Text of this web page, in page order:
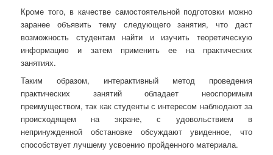
Кроме того, в качестве самостоятельной подготовки можно
заранее объявить тему следующего занятия, что даст
возможность студентам найти и изучить теоретическую
информацию и затем применить ее на практических
занятиях.
Таким образом, интерактивный метод проведения
практических занятий обладает неоспоримым
преимуществом, так как студенты с интересом наблюдают за
происходящем на экране, с удовольствием в
непринужденной обстановке обсуждают увиденное, что
способствует лучшему усвоению пройденного материала.